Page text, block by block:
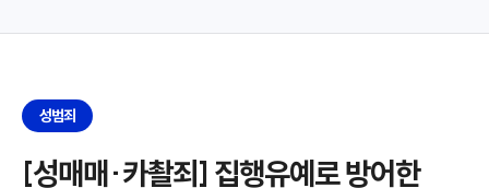
성범죄
[성매매·카촬죄] 집행유예로 방어한